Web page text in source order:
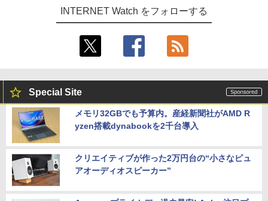
INTERNET Watch をフォローする
Special Site
メモリ32GBでも予算内。産経新聞社がAMD R
yzen搭載dynabookを2千台導入
クリエイティブが作った2万円台の“小さなピュ
アオーディオスピーカー”